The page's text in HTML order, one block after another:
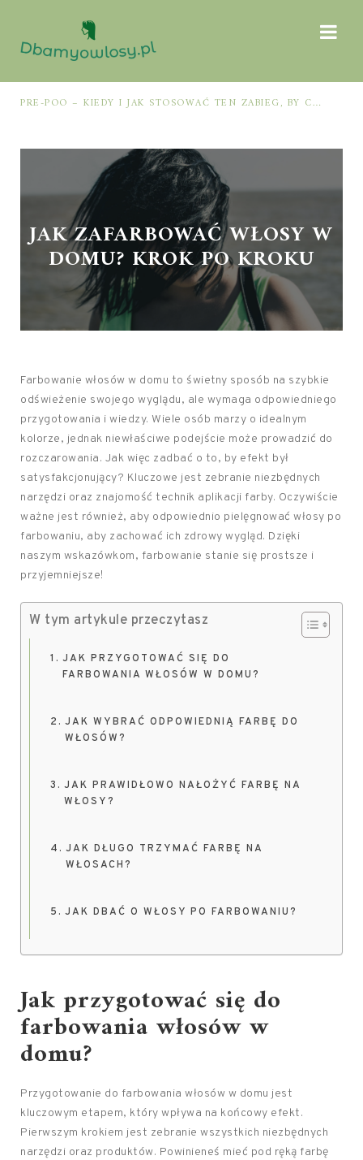
PRE-POO – KIEDY I JAK STOSOWAĆ TEN ZABIEG, BY CHRONIĆ I NAWILŻAĆ WŁOSY PRZED MYCIEM SZAMPONEM
JAK ZAFARBOWAĆ WŁOSY W
DOMU? KROK PO KROKU
Farbowanie włosów w domu to świetny sposób na szybkie
odświeżenie swojego wyglądu, ale wymaga odpowiedniego
przygotowania i wiedzy. Wiele osób marzy o idealnym
kolorze, jednak niewłaściwe podejście może prowadzić do
rozczarowania. Jak więc zadbać o to, by efekt był
satysfakcjonujący? Kluczowe jest zebranie niezbędnych
narzędzi oraz znajomość technik aplikacji farby. Oczywiście
ważne jest również, aby odpowiednio pielęgnować włosy po
farbowaniu, aby zachować ich zdrowy wygląd. Dzięki
naszym wskazówkom, farbowanie stanie się prostsze i
przyjemniejsze!
W tym artykule przeczytasz
JAK PRZYGOTOWAĆ SIĘ DO
FARBOWANIA WŁOSÓW W DOMU?
JAK WYBRAĆ ODPOWIEDNIĄ FARBĘ DO
WŁOSÓW?
JAK PRAWIDŁOWO NAŁOŻYĆ FARBĘ NA
WŁOSY?
JAK DŁUGO TRZYMAĆ FARBĘ NA
WŁOSACH?
JAK DBAĆ O WŁOSY PO FARBOWANIU?
Jak przygotować się do
farbowania włosów w
domu?
Przygotowanie do farbowania włosów w domu jest
kluczowym etapem, który wpływa na końcowy efekt.
Pierwszym krokiem jest zebranie wszystkich niezbędnych
narzędzi oraz produktów. Powinieneś mieć pod ręką farbę